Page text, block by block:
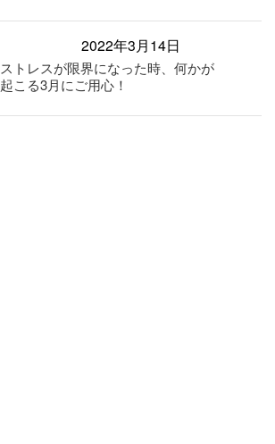
2022年3月14日
ストレスが限界になった時、何かが
起こる3月にご用心！